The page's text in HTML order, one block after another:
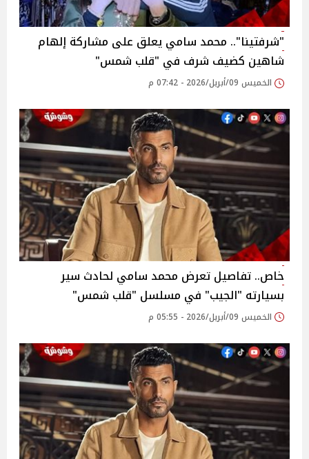
"شرفتينا".. محمد سامي يعلق على مشاركة إلهام
شاهين كضيف شرف في "قلب شمس"
الخميس 09/أبريل/2026 - 07:42 م
خاص.. تفاصيل تعرض محمد سامي لحادث سير
بسيارته "الجيب" في مسلسل "قلب شمس"
الخميس 09/أبريل/2026 - 05:55 م